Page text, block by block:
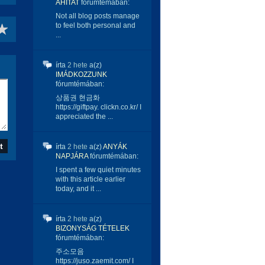
ÁHITAT fórumtémában:
Not all blog posts manage
to feel both personal and
...
írta 2 hete a(z)
IMÁDKOZZUNK
fórumtémában:
상품권 현금화
https://giftpay. clickn.co.kr/ I
appreciated the ...
írta 2 hete a(z)ANYÁK
NAPJÁRAfórumtémában:
I spent a few quiet minutes
with this article earlier
today, and it ...
írta 2 hete a(z)
BIZONYSÁG TÉTELEK
fórumtémában:
주소모음
https://juso.zaemit.com/ I